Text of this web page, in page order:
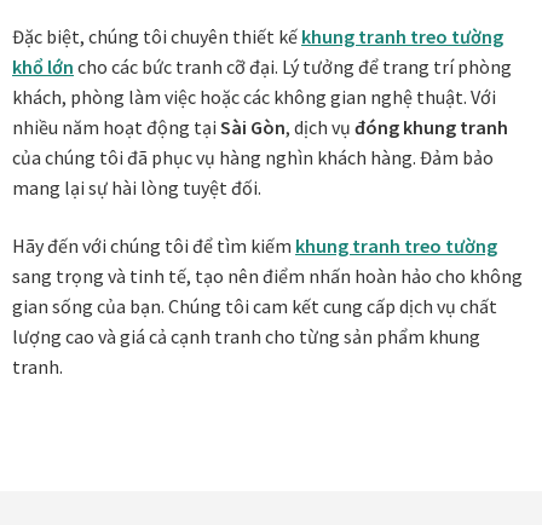
Xưởng tranh Mia Home
Đặc biệt, chúng tôi chuyên thiết kế khung tranh treo tường
khổ lớn cho các bức tranh cỡ đại. Lý tưởng để trang trí phòng
khách, phòng làm việc hoặc các không gian nghệ thuật. Với
nhiều năm hoạt động tại Sài Gòn, dịch vụ đóng khung tranh
của chúng tôi đã phục vụ hàng nghìn khách hàng. Đảm bảo
mang lại sự hài lòng tuyệt đối.
Hãy đến với chúng tôi để tìm kiếm khung tranh treo tường
sang trọng và tinh tế, tạo nên điểm nhấn hoàn hảo cho không
gian sống của bạn. Chúng tôi cam kết cung cấp dịch vụ chất
lượng cao và giá cả cạnh tranh cho từng sản phẩm khung
tranh.